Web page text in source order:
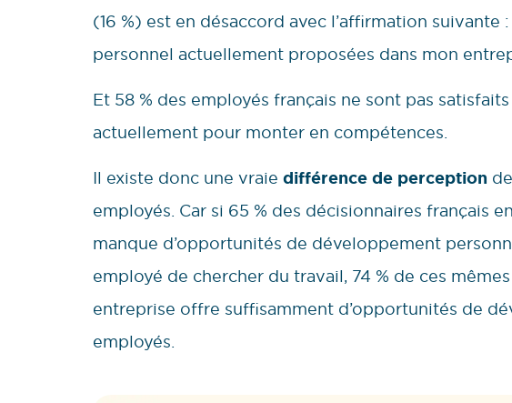
(16 %) est en désaccord avec l’affirmation
personnel actuellement proposées dans mon
Et 58 % des employés français ne sont pas
actuellement pour monter en compétences.
Il existe donc une vraie différence de perception
employés. Car si 65 % des décisionnaires français
manque d’opportunités de développement
employé de chercher du travail, 74 % de ces
entreprise offre suffisamment d’opportunités de
employés.